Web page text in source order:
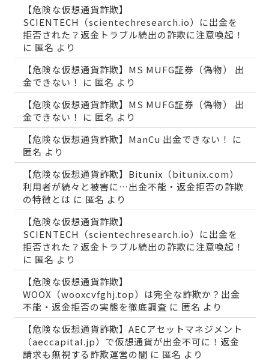
【危険な仮想通貨詐欺】
SCIENTECH（scientechresearch.io）に出金を
拒否された？返金トラブル続出の詐欺に注意喚起！
に 匿名 より
【危険な仮想通貨詐欺】MS MUFG証券（偽物） 出
金できない！
に 匿名 より
【危険な仮想通貨詐欺】MS MUFG証券（偽物） 出
金できない！
に 匿名 より
【危険な仮想通貨詐欺】ManCu 出金できない！
に
匿名 より
【危険な仮想通貨詐欺】Bitunix（bitunix.com）
利用者が続々と被害に…出金不能・返金拒否の詐欺
の特徴とは に 匿名 より
【危険な仮想通貨詐欺】
SCIENTECH（scientechresearch.io）に出金を
拒否された？返金トラブル続出の詐欺に注意喚起！
に 匿名 より
【危険な仮想通貨詐欺】
WOOX（wooxcvfghj.top）は完全な詐欺か？出金
不能・返金拒否の実態を徹底調査 に 匿名 より
【危険な仮想通貨詐欺】AECアセットマネジメント
（aeccapital.jp）で仮想通貨が出金不可に！返金
請求も無視する詐欺運営の闇 に 匿名 より